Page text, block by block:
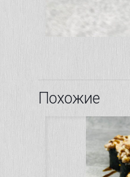
Похожие